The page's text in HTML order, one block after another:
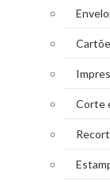
Corte